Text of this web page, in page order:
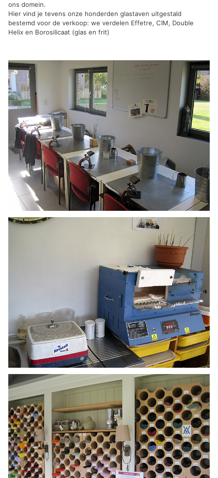
ons domein.
Hier vind je tevens onze honderden glastaven uitgestald
bestemd voor de verkoop: we verdelen Effetre, CIM, Double
Helix en Borosilicaat (glas en frit)